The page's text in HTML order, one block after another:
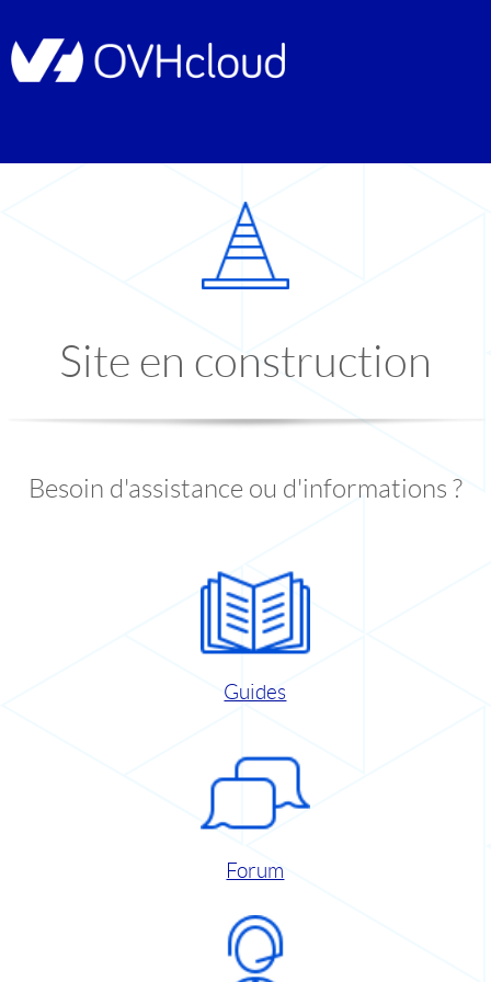
Site en construction
Besoin d'assistance ou d'informations ?
Guides
Forum